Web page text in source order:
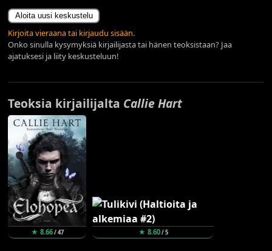
Aloita uusi keskustelu
Kirjoita vieraana tai kirjaudu sisään.
Onko sinulla kysymyksiä kirjailijasta tai hänen teoksistaan? Jaa
ajatuksesi ja liity keskusteluun!
Teoksia kirjailijalta Callie Hart
★ 8.66/ 47 ★ 8.60/ 5